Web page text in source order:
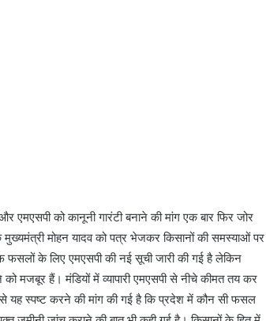
को कानूनी गारंटी बनाने की मांग एक बार फिर जोर
मोहन यादव को पत्र भेजकर किसानों की समस्याओं पर
फसलों के लिए एमएसपी की नई सूची जारी की गई है लेकिन
मजबूर हैं। मंडियों में व्यापारी एमएसपी से नीचे कीमत तय कर
यह स्पष्ट करने की मांग की गई है कि प्रदेश में कौन सी फसल